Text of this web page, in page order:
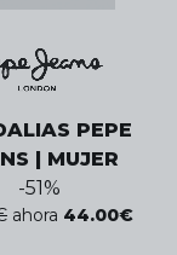
PEPE
| MUJER
-51%
ahora 44.00€